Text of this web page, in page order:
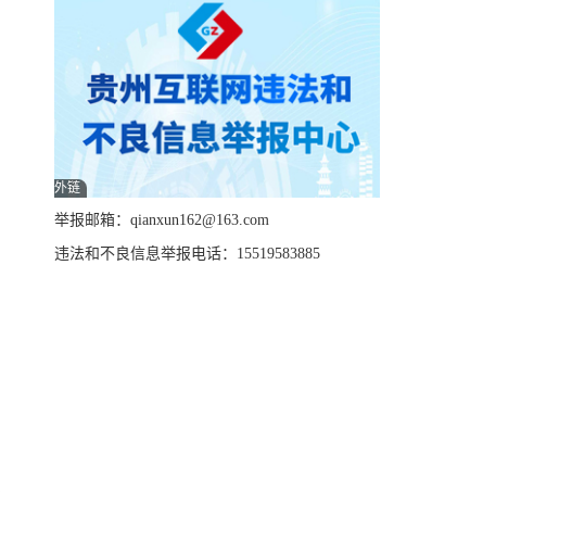
外链
举报邮箱：qianxun162@163.com
违法和不良信息举报电话：15519583885